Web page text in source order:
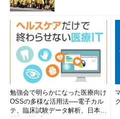
勉強会で明らかになった医療向け
OSSの多様な活用法──電子カル
テ、臨床試験データ解析、日本語